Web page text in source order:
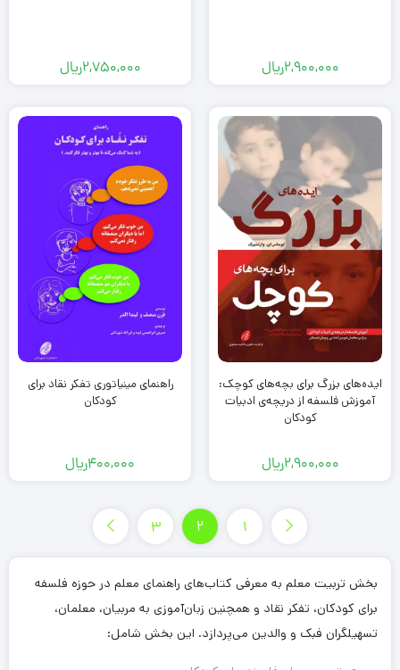
2,900,000ریال 2,750,000ریال
ایده‌های بزرگ برای بچه‌های کوچک:
آموزش فلسفه از دریچه‌ی ادبیات
کودکان
2,900,000ریال
راهنمای مینیاتوری تفکر نقاد برای
کودکان
400,000ریال
1
2
3
بخش تربیت معلم به معرفی کتاب‌های راهنمای معلم در حوزه فلسفه
برای کودکان، تفکر نقاد و همچنین زبان‌آموزی به مربیان، معلمان،
تسهیلگران فبک و والدین می‌پردازد. این بخش شامل: